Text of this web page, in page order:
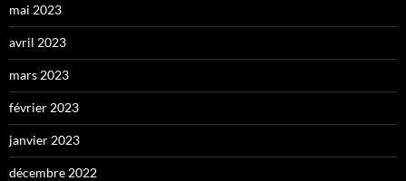
mai 2023
avril 2023
mars 2023
février 2023
janvier 2023
décembre 2022